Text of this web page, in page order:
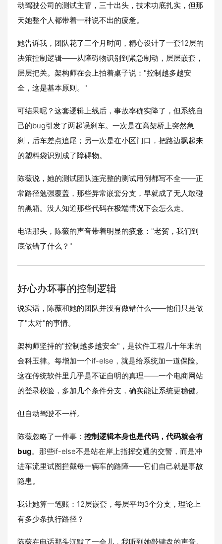
动驾驶公司的测试主管，三十出头，技术功底扎实，但那
天她整个人都带着一种说不出的疲惫。
她告诉我，团队花了三个月时间，精心设计了一套12层的
决策控制逻辑——从障碍物识别到紧急制动，层层嵌套，
层层把关。架构师在会上拍着桌子说："控制越多越安
全，这是基本原则。"
可结果呢？这套逻辑上线后，事故率确实降了，但系统自
己的bug引发了两起误刹车。一次是在高架桥上突然急
刹，后车差点追尾；另一次是在小区门口，把路边飘起来
的塑料袋识别成了障碍物。
陈薇说，她的测试团队连完整的测试用例都写不全——正
常路径勉强覆盖，那些异常嵌套分支，早就成了无人敢碰
的黑箱。没人知道那些代码在极端情况下会怎么走。
电话那头，陈薇的声音带着明显的疲惫："老贺，我们到
底做错了什么？"
好心办坏事的控制逻辑
说实话，陈薇和她的团队并没有做错什么——他们只是做
了"太对"的事情。
架构师坚持的"控制越多越安全"，是软件工程几十年来的
金科玉律。每增加一个if-else，就是给系统加一道保险。
这在传统软件里几乎是不证自明的真理——一个电商网站
的登录校验，多加几个条件分支，确实能让系统更稳健。
但自动驾驶不一样。
陈薇忽略了一件事： 控制逻辑本身也是代码，代码就会有
bug。那些if-else不是站在岸上指挥交通的交警，而是冲
进车流里试图拦截每一辆车的路障——它们自己就是事故
隐患。
我让她算一笔账：12层嵌套，每层平均3个分支，理论上
有多少条执行路径？
陈薇在电话那头沉默了一会儿，我听到她敲键盘的声音。